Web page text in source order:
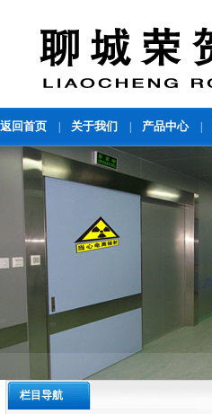
返回首页 关于我们 产品中心
栏目导航